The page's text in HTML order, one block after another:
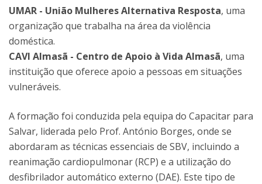
UMAR - União Mulheres Alternativa Resposta, uma
organização que trabalha na área da violência
doméstica.
CAVI Almasã - Centro de Apoio à Vida Almasã, uma
instituição que oferece apoio a pessoas em situações
vulneráveis.
A formação foi conduzida pela equipa do Capacitar para
Salvar, liderada pelo Prof. António Borges, onde se
abordaram as técnicas essenciais de SBV, incluindo a
reanimação cardiopulmonar (RCP) e a utilização do
desfibrilador automático externo (DAE). Este tipo de